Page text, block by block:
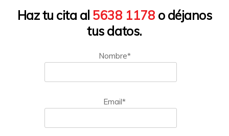
Haz tu cita al 5638 1178 o déjanos
tus datos.
Nombre*
Email*